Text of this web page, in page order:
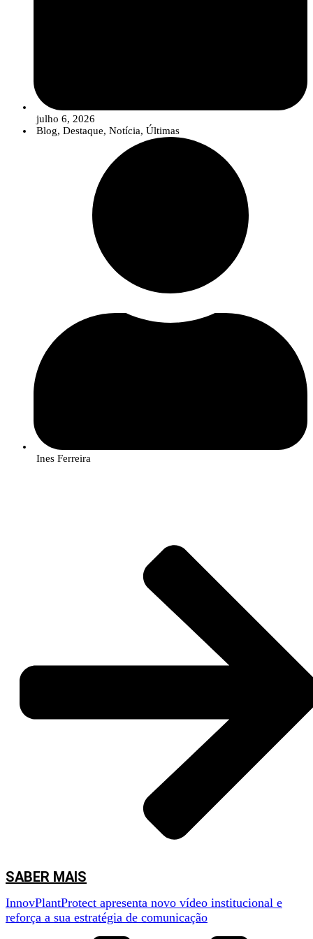
julho 6, 2026
Blog, Destaque, Notícia, Últimas
Ines Ferreira
SABER MAIS
InnovPlantProtect apresenta novo vídeo institucional e
reforça a sua estratégia de comunicação